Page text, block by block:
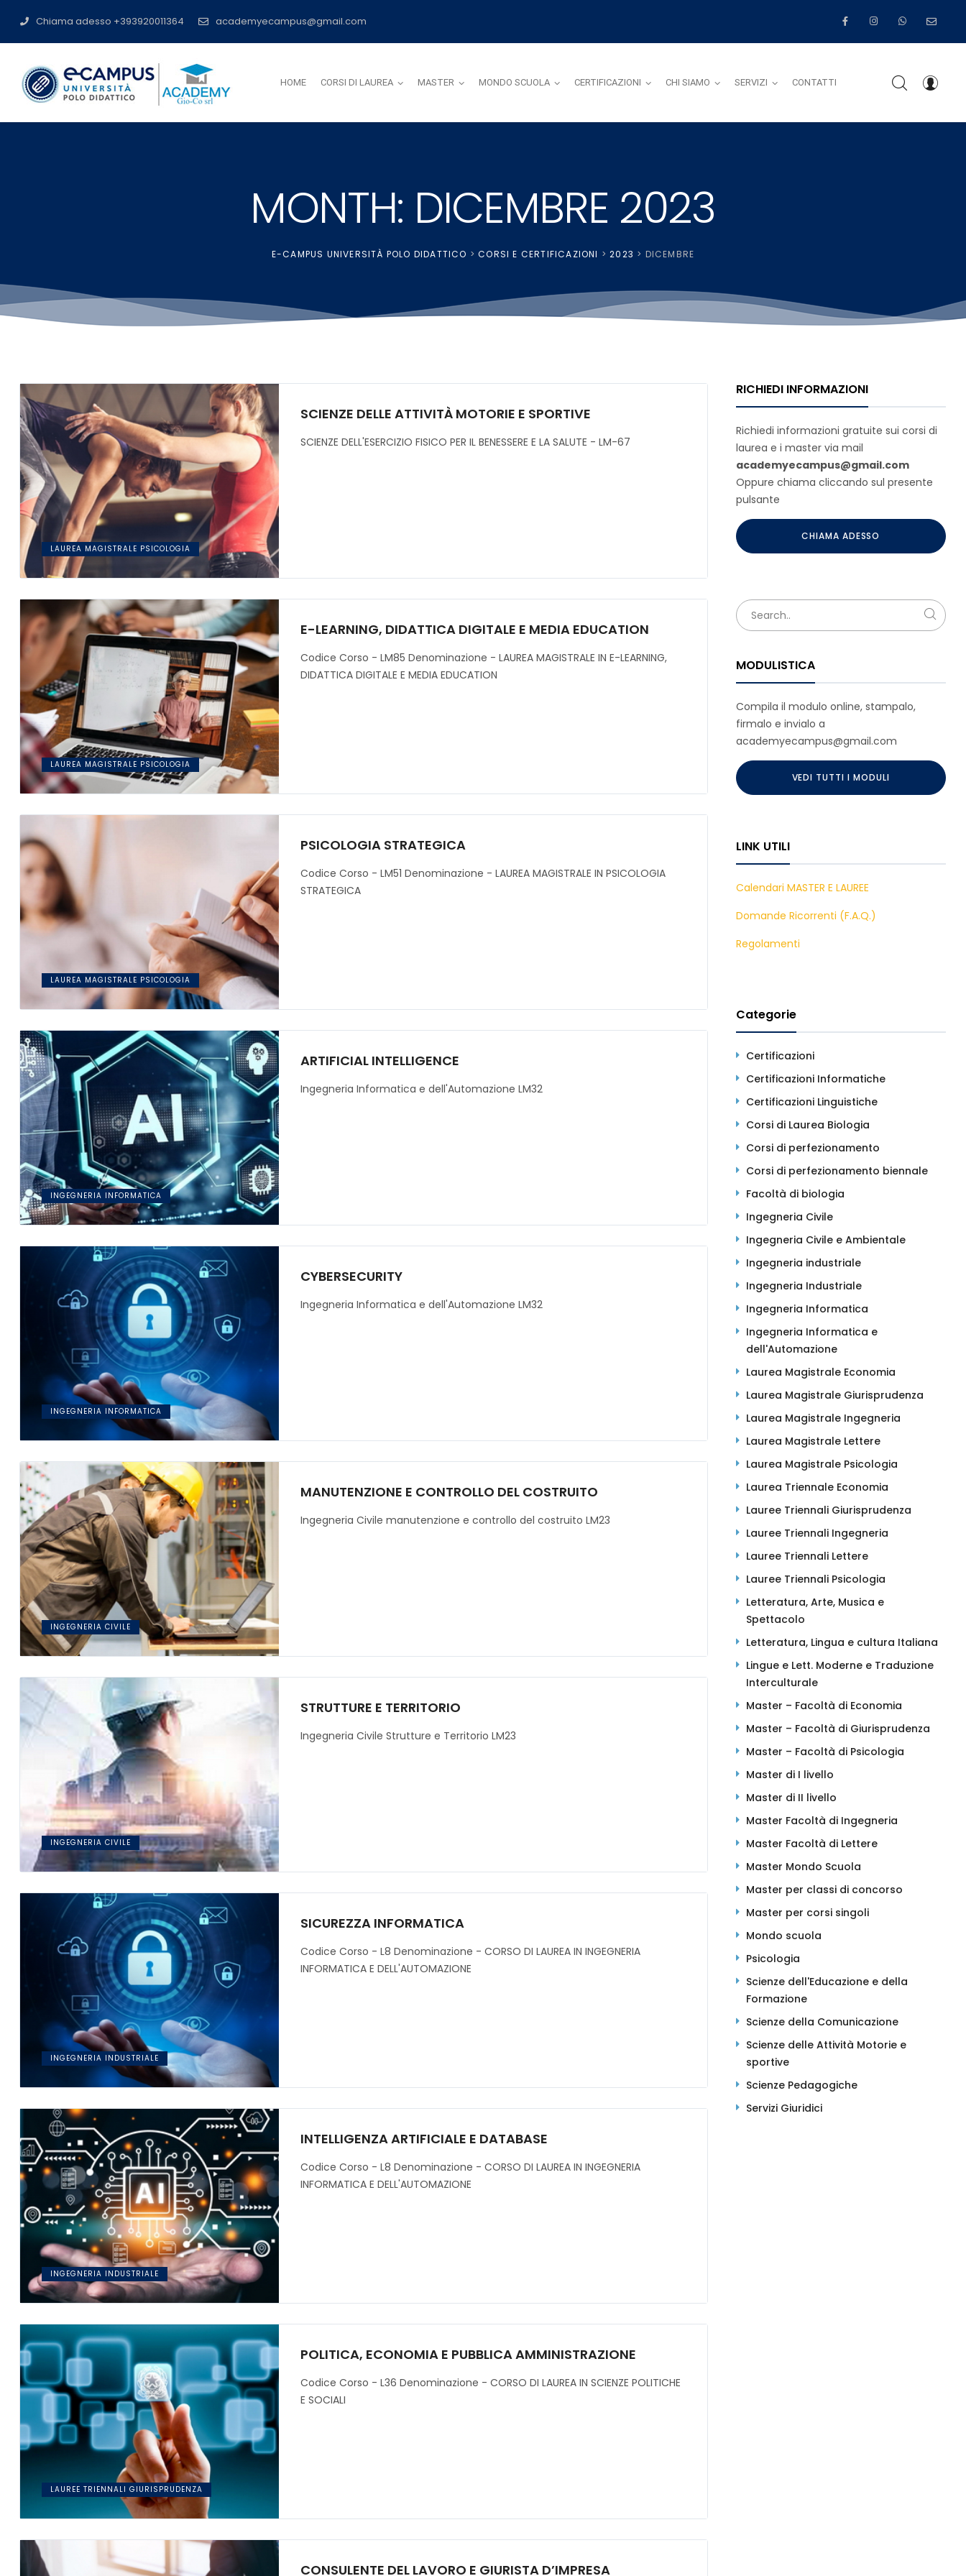
Chiama adesso +393920011364 academyecampus@gmail.com
HOME CORSI DI LAUREA MASTER MONDO SCUOLA CERTIFICAZIONI CHI SIAMO SERVIZI CONTATTI
MONTH: DICEMBRE 2023
E-CAMPUS UNIVERSITÀ POLO DIDATTICO >CORSI E CERTIFICAZIONI >2023 > DICEMBRE
LAUREA MAGISTRALE PSICOLOGIA
SCIENZE DELLE ATTIVITÀ MOTORIE E SPORTIVE
SCIENZE DELL'ESERCIZIO FISICO PER IL BENESSERE E LA SALUTE - LM-67
LAUREA MAGISTRALE PSICOLOGIA
E-LEARNING, DIDATTICA DIGITALE E MEDIA EDUCATION
Codice Corso - LM85 Denominazione - LAUREA MAGISTRALE IN E-LEARNING,
DIDATTICA DIGITALE E MEDIA EDUCATION
LAUREA MAGISTRALE PSICOLOGIA
PSICOLOGIA STRATEGICA
Codice Corso - LM51 Denominazione - LAUREA MAGISTRALE IN PSICOLOGIA
STRATEGICA
INGEGNERIA INFORMATICA
ARTIFICIAL INTELLIGENCE
Ingegneria Informatica e dell'Automazione LM32
INGEGNERIA INFORMATICA
CYBERSECURITY
Ingegneria Informatica e dell'Automazione LM32
INGEGNERIA CIVILE
MANUTENZIONE E CONTROLLO DEL COSTRUITO
Ingegneria Civile manutenzione e controllo del costruito LM23
INGEGNERIA CIVILE
STRUTTURE E TERRITORIO
Ingegneria Civile Strutture e Territorio LM23
INGEGNERIA INDUSTRIALE
SICUREZZA INFORMATICA
Codice Corso - L8 Denominazione - CORSO DI LAUREA IN INGEGNERIA
INFORMATICA E DELL'AUTOMAZIONE
INGEGNERIA INDUSTRIALE
INTELLIGENZA ARTIFICIALE E DATABASE
Codice Corso - L8 Denominazione - CORSO DI LAUREA IN INGEGNERIA
INFORMATICA E DELL'AUTOMAZIONE
LAUREE TRIENNALI GIURISPRUDENZA
POLITICA, ECONOMIA E PUBBLICA AMMINISTRAZIONE
Codice Corso - L36 Denominazione - CORSO DI LAUREA IN SCIENZE POLITICHE
E SOCIALI
CONSULENTE DEL LAVORO E GIURISTA D’IMPRESA
RICHIEDI INFORMAZIONI
Richiedi informazioni gratuite sui corsi di
laurea e i master via mail
academyecampus@gmail.com
Oppure chiama cliccando sul presente
pulsante
CHIAMA ADESSO
MODULISTICA
Compila il modulo online, stampalo,
firmalo e invialo a
academyecampus@gmail.com
VEDI TUTTI I MODULI
LINK UTILI
Calendari MASTER E LAUREE
Domande Ricorrenti (F.A.Q.)
Regolamenti
Categorie
Certificazioni
Certificazioni Informatiche
Certificazioni Linguistiche
Corsi di Laurea Biologia
Corsi di perfezionamento
Corsi di perfezionamento biennale
Facoltà di biologia
Ingegneria Civile
Ingegneria Civile e Ambientale
Ingegneria industriale
Ingegneria Industriale
Ingegneria Informatica
Ingegneria Informatica e
dell'Automazione
Laurea Magistrale Economia
Laurea Magistrale Giurisprudenza
Laurea Magistrale Ingegneria
Laurea Magistrale Lettere
Laurea Magistrale Psicologia
Laurea Triennale Economia
Lauree Triennali Giurisprudenza
Lauree Triennali Ingegneria
Lauree Triennali Lettere
Lauree Triennali Psicologia
Letteratura, Arte, Musica e
Spettacolo
Letteratura, Lingua e cultura Italiana
Lingue e Lett. Moderne e Traduzione
Interculturale
Master – Facoltà di Economia
Master – Facoltà di Giurisprudenza
Master – Facoltà di Psicologia
Master di I livello
Master di II livello
Master Facoltà di Ingegneria
Master Facoltà di Lettere
Master Mondo Scuola
Master per classi di concorso
Master per corsi singoli
Mondo scuola
Psicologia
Scienze dell'Educazione e della
Formazione
Scienze della Comunicazione
Scienze delle Attività Motorie e
sportive
Scienze Pedagogiche
Servizi Giuridici